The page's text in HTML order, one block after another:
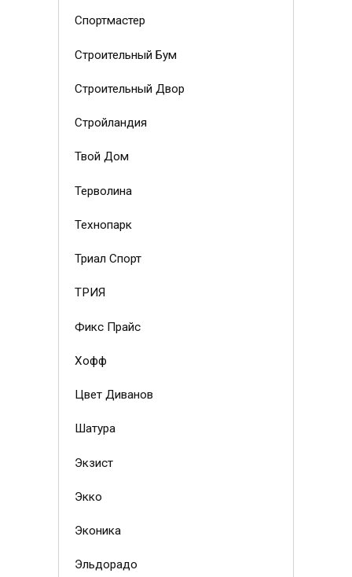
Спортмастер
Строительный Бум
Строительный Двор
Стройландия
Твой Дом
Терволина
Технопарк
Триал Спорт
ТРИЯ
Фикс Прайс
Хофф
Цвет Диванов
Шатура
Экзист
Экко
Эконика
Эльдорадо